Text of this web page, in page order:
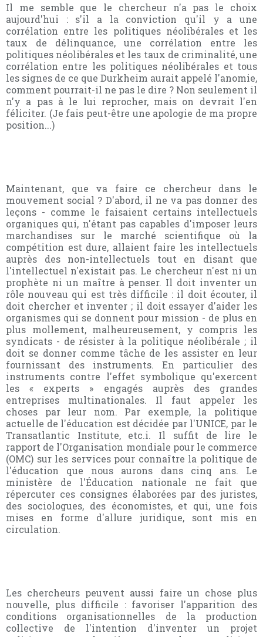
Il me semble que le chercheur n'a pas le choix
aujourd'hui : s'il a la conviction qu'il y a une
corrélation entre les politiques néolibérales et les
taux de délinquance, une corrélation entre les
politiques néolibérales et les taux de criminalité, une
corrélation entre les politiques néolibérales et tous
les signes de ce que Durkheim aurait appelé l'anomie,
comment pourrait-il ne pas le dire ? Non seulement il
n'y a pas à le lui reprocher, mais on devrait l'en
féliciter. (Je fais peut-être une apologie de ma propre
position...)
Maintenant, que va faire ce chercheur dans le
mouvement social ? D'abord, il ne va pas donner des
leçons - comme le faisaient certains intellectuels
organiques qui, n'étant pas capables d'imposer leurs
marchandises sur le marché scientifique où la
compétition est dure, allaient faire les intellectuels
auprès des non-intellectuels tout en disant que
l'intellectuel n'existait pas. Le chercheur n'est ni un
prophète ni un maître à penser. Il doit inventer un
rôle nouveau qui est très difficile : il doit écouter, il
doit chercher et inventer ; il doit essayer d'aider les
organismes qui se donnent pour mission - de plus en
plus mollement, malheureusement, y compris les
syndicats - de résister à la politique néolibérale ; il
doit se donner comme tâche de les assister en leur
fournissant des instruments. En particulier des
instruments contre l'effet symbolique qu'exercent
les « experts » engagés auprès des grandes
entreprises multinationales. Il faut appeler les
choses par leur nom. Par exemple, la politique
actuelle de l'éducation est décidée par l'UNICE, par le
Transatlantic Institute, etc.i. Il suffit de lire le
rapport de l'Organisation mondiale pour le commerce
(OMC) sur les services pour connaître la politique de
l'éducation que nous aurons dans cinq ans. Le
ministère de l'Éducation nationale ne fait que
répercuter ces consignes élaborées par des juristes,
des sociologues, des économistes, et qui, une fois
mises en forme d'allure juridique, sont mis en
circulation.
Les chercheurs peuvent aussi faire un chose plus
nouvelle, plus difficile : favoriser l'apparition des
conditions organisationnelles de la production
collective de l'intention d'inventer un projet